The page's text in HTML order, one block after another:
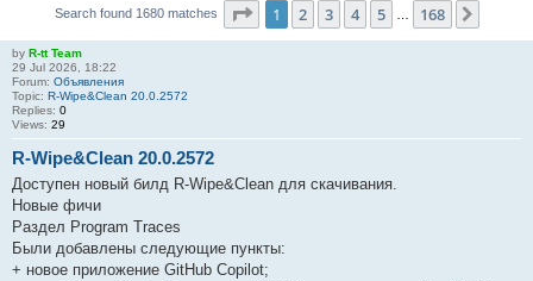
Search found 1680 matches Page 1of 168
1 2 3 4 5 168
by R-tt Team
29 Jul 2026, 18:22
Forum: Объявления
Topic: R-Wipe&Clean 20.0.2572
Replies: 0
Views: 29
R-Wipe&Clean 20.0.2572
Доступен новый билд R-Wipe&Clean для скачивания.
Новые фичи
Раздел Program Traces
Были добавлены следующие пункты:
+ новое приложение GitHub Copilot;